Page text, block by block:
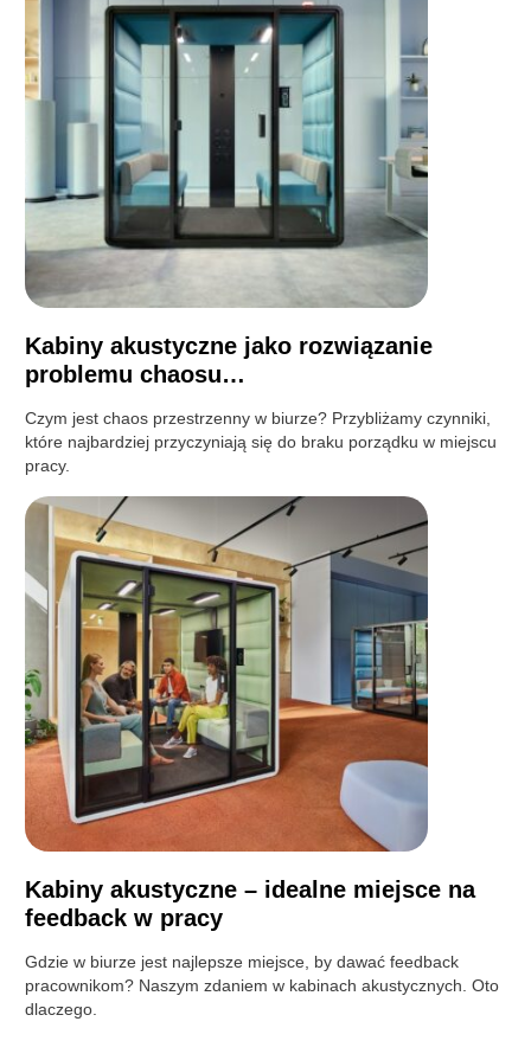
Kabiny akustyczne jako rozwiązanie
problemu chaosu…
Czym jest chaos przestrzenny w biurze? Przybliżamy czynniki,
które najbardziej przyczyniają się do braku porządku w miejscu
pracy.
Kabiny akustyczne – idealne miejsce na
feedback w pracy
Gdzie w biurze jest najlepsze miejsce, by dawać feedback
pracownikom? Naszym zdaniem w kabinach akustycznych. Oto
dlaczego.